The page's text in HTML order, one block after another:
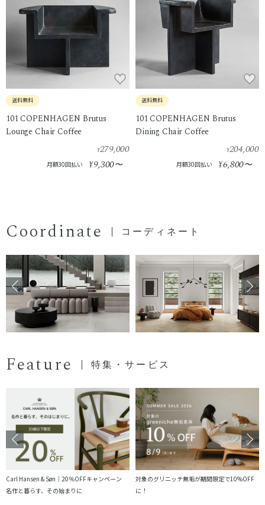
送料無料
101 COPENHAGEN Brutus
Lounge Chair Coffee
¥279,000
月額30回払い ¥9,300〜
送料無料
101 COPENHAGEN Brutus
Dining Chair Coffee
¥204,000
月額30回払い ¥6,800〜
Coordinate コーディネート
Feature 特集・サービス
Carl Hansen & Søn｜20％OFFキャンペーン
名作と暮らす、その始まりに
対象のグリニッチ無垢が期間限定で10%OFF
に！